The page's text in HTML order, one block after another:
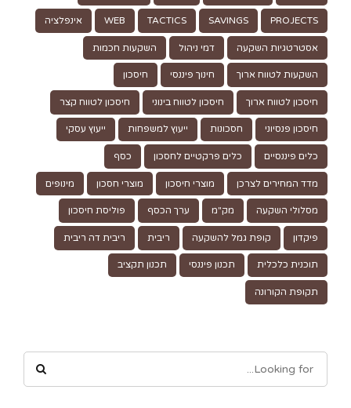
PROJECTS
SAVINGS
TACTICS
WEB אינפלציה
אסטרטגיות השקעה דמי ניהול השקעות חכמות
השקעות לטווח ארוך חינוך פיננסי חיסכון
חיסכון לטווח ארוך חיסכון לטווח בינוני חיסכון לטווח קצר
חיסכון פנסיוני חסכונות ייעוץ למשפחות ייעוץ עסקי
כלים פיננסיים כלים פרקטיים לחסכון כסף
מדד המחירים לצרכן מוצרי חיסכון מוצרי חסכון מינופים
מסלולי השקעה מק"מ ערך הכסף פוליסת חיסכון
פיקדון קופת גמל להשקעה ריבית ריבית דה ריבית
תוכנית כלכלית תכנון פיננסי תכנון תקציב
תקופת הקורונה